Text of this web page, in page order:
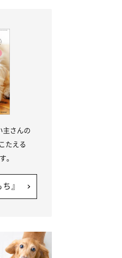
主さんの
たえる
。
』